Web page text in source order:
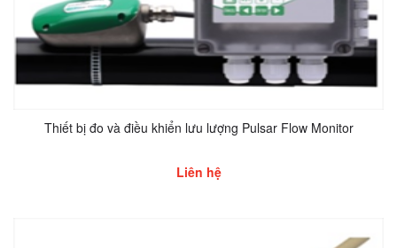
Thiết bị đo và điều khiển lưu lượng Pulsar Flow Monitor
Liên hệ